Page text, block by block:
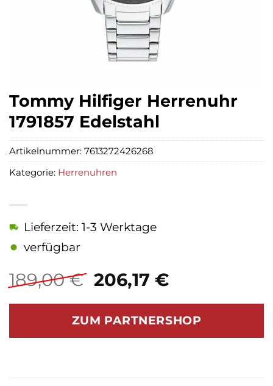
Tommy Hilfiger Herrenuhr
1791857 Edelstahl
189,00€ Ursprünglicher
Preis
war:
189,00 €
206,17 €Aktueller
ist:
206,17 €.
Lieferzeit: 1-3 Werktage
verfügbar
ZUM PARTNERSHOP
Artikelnummer: 7613272426268
Kategorie: Herrenuhren